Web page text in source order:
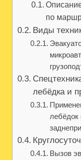
по
Виды
лебёдка и
лебёдок
Вызов